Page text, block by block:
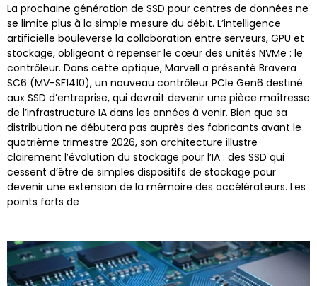
La prochaine génération de SSD pour centres de données ne
se limite plus à la simple mesure du débit. L’intelligence
artificielle bouleverse la collaboration entre serveurs, GPU et
stockage, obligeant à repenser le cœur des unités NVMe : le
contrôleur. Dans cette optique, Marvell a présenté Bravera
SC6 (MV-SF1410), un nouveau contrôleur PCIe Gen6 destiné
aux SSD d’entreprise, qui devrait devenir une pièce maîtresse
de l’infrastructure IA dans les années à venir. Bien que sa
distribution ne débutera pas auprès des fabricants avant le
quatrième trimestre 2026, son architecture illustre
clairement l’évolution du stockage pour l’IA : des SSD qui
cessent d’être de simples dispositifs de stockage pour
devenir une extension de la mémoire des accélérateurs. Les
points forts de